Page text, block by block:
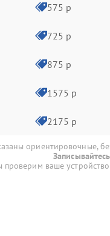
575 р
725 р
875 р
1575 р
2175 р
ориентировочные,
проверим ваше